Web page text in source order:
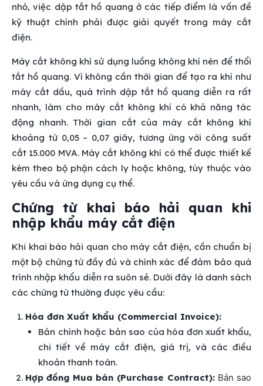
nhỏ, việc dập tắt hồ quang ở các tiếp điểm là vấn đề
kỹ thuật chính phải được giải quyết trong máy cắt
điện.
Máy cắt không khí sử dụng luồng không khí nén để thổi
tắt hồ quang. Vì không cần thời gian để tạo ra khí như
máy cắt dầu, quá trình dập tắt hồ quang diễn ra rất
nhanh, làm cho máy cắt không khí có khả năng tác
động nhanh. Thời gian cắt của máy cắt không khí
khoảng từ 0,05 – 0,07 giây, tương ứng với công suất
cắt 15.000 MVA. Máy cắt không khí có thể được thiết kế
kèm theo bộ phận cách ly hoặc không, tùy thuộc vào
yêu cầu và ứng dụng cụ thể.
Chứng từ khai báo hải quan khi
nhập khẩu máy cắt điện
Khi khai báo hải quan cho máy cắt điện, cần chuẩn bị
một bộ chứng từ đầy đủ và chính xác để đảm bảo quá
trình nhập khẩu diễn ra suôn sẻ. Dưới đây là danh sách
các chứng từ thường được yêu cầu:
Hóa đơn Xuất khẩu (Commercial Invoice):
Bản chính hoặc bản sao của hóa đơn xuất khẩu,
chi tiết về máy cắt điện, giá trị, và các điều
khoản thanh toán.
Hợp đồng Mua bán (Purchase Contract): Bản sao